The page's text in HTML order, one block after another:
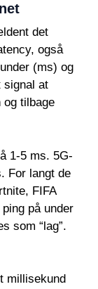
det
også
(ms) og
signal at
tilbage
1-5 ms. 5G-
For langt de
FIFA
på under
som “lag”.
millisekund